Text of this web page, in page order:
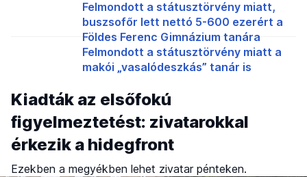
Felmondott a státusztörvény miatt,
buszsofőr lett nettó 5-600 ezerért a
Földes Ferenc Gimnázium tanára
Felmondott a státusztörvény miatt a
makói „vasalódeszkás” tanár is
Kiadták az elsőfokú
figyelmeztetést: zivatarokkal
érkezik a hidegfront
Ezekben a megyékben lehet zivatar pénteken.